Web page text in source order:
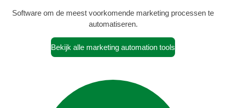
Software om de meest voorkomende marketing processen te
automatiseren.
Bekijk alle marketing automation tools